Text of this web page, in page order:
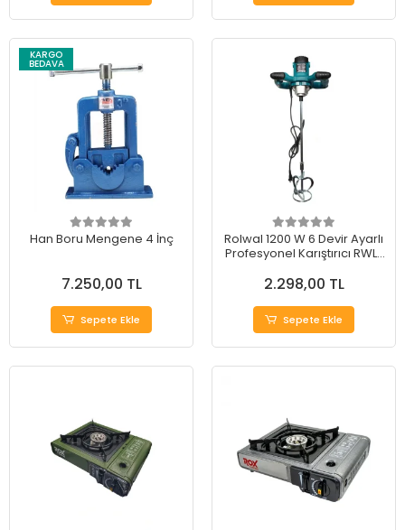
KARGO
BEDAVA
Han Boru Mengene 4 İnç
7.250,00 TL
Sepete Ekle
Rolwal 1200 W 6 Devir Ayarlı
Profesyonel Karıştırıcı RWL-
2.298,00 TL
Sepete Ekle